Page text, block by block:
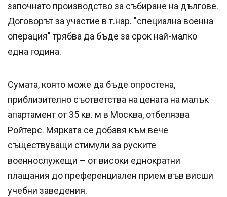
започнато производство за събиране на дългове.
Договорът за участие в т.нар. "специална военна
операция" трябва да бъде за срок най-малко
една година.
Сумата, която може да бъде опростена,
приблизително съответства на цената на малък
апартамент от 35 кв. м в Москва, отбелязва
Ройтерс. Мярката се добавя към вече
съществуващи стимули за руските
военнослужещи – от високи еднократни
плащания до преференциален прием във висши
учебни заведения.